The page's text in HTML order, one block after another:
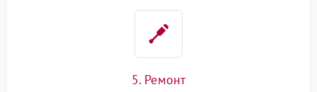
5. Ремонт